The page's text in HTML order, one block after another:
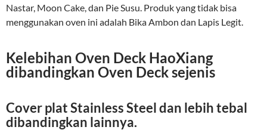
Nastar, Moon Cake, dan Pie Susu. Produk yang tidak bisa
menggunakan oven ini adalah Bika Ambon dan Lapis Legit.
Kelebihan Oven Deck HaoXiang
dibandingkan Oven Deck sejenis
Cover plat Stainless Steel dan lebih tebal
dibandingkan lainnya.